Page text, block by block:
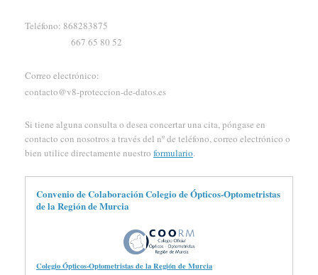
Teléfono: 868283875
667 65 80 52
Correo electrónico:
contacto@v8-proteccion-de-datos.es
Si tiene alguna consulta o desea concertar una cita, póngase en
contacto con nosotros a través del nº de teléfono, correo electrónico o
bien utilice directamente nuestro formulario.
Convenio de Colaboración Colegio de Ópticos-Optometristas
de la Región de Murcia
Colegio Ópticos-Optometristas de la Región de Murcia